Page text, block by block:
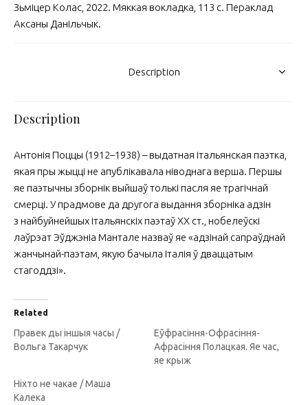
Зьміцер Колас, 2022. Мяккая вокладка, 113 с. Пераклад
Аксаны Данільчык.
Description
Description
Антонія Поццы (1912–1938) – выдатная італьянская паэтка,
якая пры жыцці не апублікавала ніводнага верша. Першы
яе паэтычны зборнік выйшаў толькі пасля яе трагічнай
смерці. У прадмове да другога выдання зборніка адзін
з найбуйнейшых італьянcкіх паэтаў ХХ ст., нобелеўскі
лаўрэат Эўджэніа Мантале назваў яе «адзінай сапраўднай
жанчынай-паэтам, якую бачыла Італія ў дваццатым
стагоддзі».
Related
Правек ды іншыя часы /
Вольга Такарчук
Еўфрасіння-Офрасіння-
Афрасіння Полацкая. Яе час,
яе крыж
Ніхто не чакае / Маша
Калека